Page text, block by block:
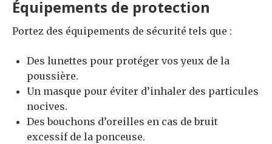
Équipements de protection
Portez des équipements de sécurité tels que :
Des lunettes pour protéger vos yeux de la
poussière.
Un masque pour éviter d’inhaler des particules
nocives.
Des bouchons d’oreilles en cas de bruit
excessif de la ponceuse.